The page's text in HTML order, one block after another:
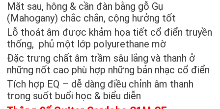
Mặt sau, hông & cần đàn bằng gỗ Gụ
(Mahogany) chắc chắn, cộng hưởng tốt
Lỗ thoát âm được khảm họa tiết cổ điển truyền
thống, phủ một lớp polyurethane mờ
Đặc trưng chất âm trầm sâu lắng và thanh ở
những nốt cao phù hợp những bản nhạc cổ điển
Tích hợp EQ – dễ dàng điều chỉnh âm thanh
trong suốt buổi học & biểu diễn